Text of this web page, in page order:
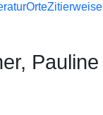
OrteZitierweise
Pauline